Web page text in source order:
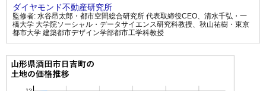
ダイヤモンド不動産研究所
監修者: 水谷昂太郎・都市空間総合研究所 代表取締役CEO、 清水千弘・一
橋大学 大学院ソーシャル・データサイエンス研究科教授、 秋山祐樹・東京
都市大学 建築都市デザイン学部都市工学科教授